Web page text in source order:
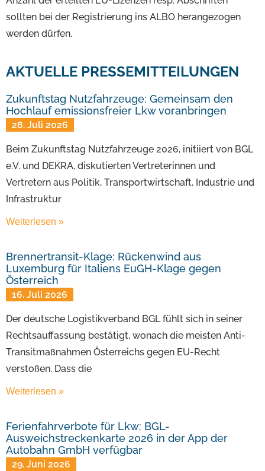
sollten bei der Registrierung ins ALBO herangezogen
werden dürfen.
AKTUELLE PRESSEMITTEILUNGEN
Zukunftstag Nutzfahrzeuge: Gemeinsam den
Hochlauf emissionsfreier Lkw voranbringen
28. Juli 2026
Beim Zukunftstag Nutzfahrzeuge 2026, initiiert von BGL
e.V. und DEKRA, diskutierten Vertreterinnen und
Vertretern aus Politik, Transportwirtschaft, Industrie und
Infrastruktur
Weiterlesen »
Brennertransit-Klage: Rückenwind aus
Luxemburg für Italiens EuGH-Klage gegen
Österreich
16. Juli 2026
Der deutsche Logistikverband BGL fühlt sich in seiner
Rechtsauffassung bestätigt, wonach die meisten Anti-
Transitmaßnahmen Österreichs gegen EU-Recht
verstoßen. Dass die
Weiterlesen »
Ferienfahrverbote für Lkw: BGL-
Ausweichstreckenkarte 2026 in der App der
Autobahn GmbH verfügbar
29. Juni 2026